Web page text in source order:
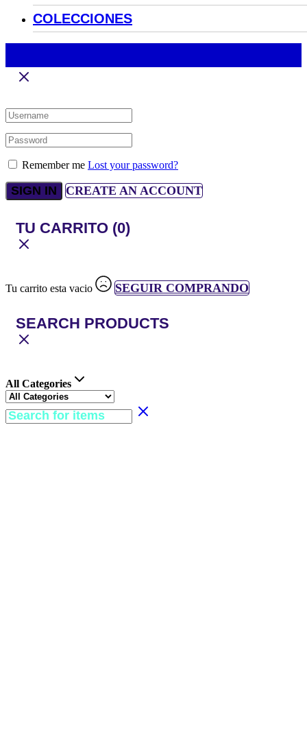
COLECCIONES
Remember me Lost your password?
SIGN IN CREATE AN ACCOUNT
TU CARRITO (0)
Tu carrito esta vacio SEGUIR COMPRANDO
SEARCH PRODUCTS
All Categories